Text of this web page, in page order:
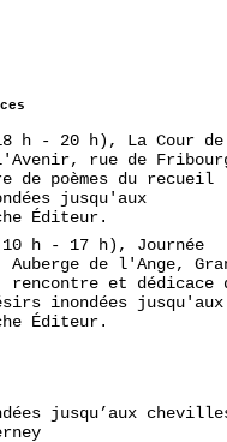
h - 20 h), La Cour de
rue de
de poèmes du recueil
jusqu'aux
Éditeur.
(10 h - 17 h), Journée
de l'Ange,
et dédicace
inondées jusqu'aux
Éditeur.
jusqu’aux